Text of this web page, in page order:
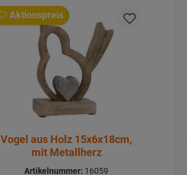
Aktionspreis
Vogel aus Holz 15x6x18cm,
mit Metallherz
Artikelnummer: 16059